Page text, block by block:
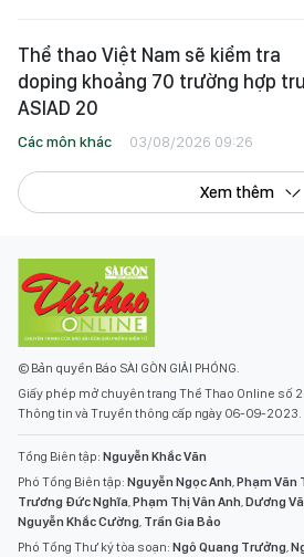
Thể thao Việt Nam sẽ kiểm tra
doping khoảng 70 trường hợp
ASIAD 20
Các môn khác 03/08/2026 09:26
Xem thêm
© Bản quyền Báo SÀI GÒN GIẢI PHÓNG.
Giấy phép mở chuyên trang Thể Thao Online số
Thông tin và Truyền thông cấp ngày 06-09-2023.
Tổng Biên tập: Nguyễn Khắc Văn
Phó Tổng Biên tập: Nguyễn Ngọc Anh Phạm Văn
Trương Đức Nghĩa Phạm Thị Vân Anh Dương
Nguyễn Khắc Cường Trần Gia Bảo
Phó Tổng Thư ký tòa soạn: Ngô Quang Trưởng